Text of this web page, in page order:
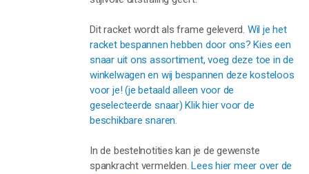
Dit racket wordt als frame geleverd. Wil je het
racket bespannen hebben door ons? Kies een
snaar uit ons assortiment, voeg deze toe in de
winkelwagen en wij bespannen deze kosteloos
voor je! (je betaald alleen voor de
geselecteerde snaar) Klik hier voor de
beschikbare snaren.
In de bestelnotities kan je de gewenste
spankracht vermelden. Lees hier meer over de